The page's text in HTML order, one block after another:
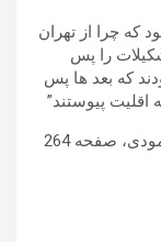
که چرا از تهران
را پس
که بعد ها پس